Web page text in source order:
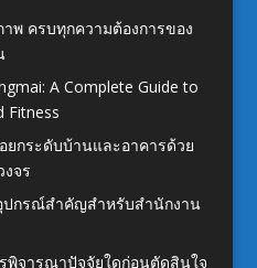
พ ครบทุกความต้องการของ
A Complete Guide to
Fitness
ยกระดับบ้านและอาคารด้วย
จร
ปกรณ์สำคัญสำหรับสำนักงาน
พิจารณาปัจจัยใดก่อนตัดสินใจ